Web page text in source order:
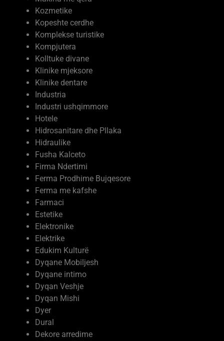
Kozmetike
Kopeshte cerdhe
Komplekse turistike
Kompjutera
Kolltuke divane
Klinike mjeksore
Klinike dentare
Industria
Industri ushqimmore
Hotele
Hidrosanitare dhe Pllaka
Hidraulike
Fusha Kalceto
Firma Ndertimi
Ferma Prodhime Bujqesore
Ferma me kafshe
Farmaci
Estetike
Elektronike
Elektrike
Edukim Kulturë
Dyqane Mobiljesh
Dyqane intimo
Dyqan Veshje
Dyqan Mishi
Dyer
Dural
Dekore arredime